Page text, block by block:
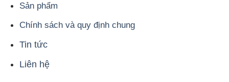
Sản phẩm
Chính sách và quy định chung
Tin tức
Liên hệ